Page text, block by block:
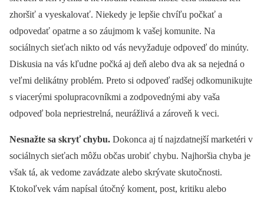
zhoršiť a vyeskalovať. Niekedy je lepšie chvíľu počkať a
odpovedať opatrne a so záujmom k vašej komunite. Na
sociálnych sieťach nikto od vás nevyžaduje odpoveď do minúty.
Diskusia na vás kľudne počká aj deň alebo dva ak sa nejedná o
veľmi delikátny problém. Preto si odpoveď radšej odkomunikujte
s viacerými spolupracovníkmi a zodpovednými aby vaša
odpoveď bola nepriestrelná, neurážlivá a zároveň k veci.
Nesnažte sa skryť chybu. Dokonca aj tí najzdatnejší marketéri v
sociálnych sieťach môžu občas urobiť chybu. Najhoršia chyba je
však tá, ak vedome zavádzate alebo skrývate skutočnosti.
Ktokoľvek vám napísal útočný koment, post, kritiku alebo